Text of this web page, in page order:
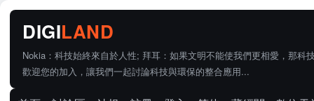
Nokia：科技始終來自於人性; 拜耳：如果文明不能使我們更相愛，那科
歡迎您的加入，讓我們一起討論科技與環保的整合應用...